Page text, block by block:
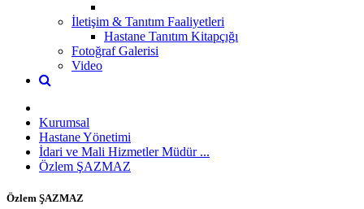
İletişim & Tanıtım Faaliyetleri
Hastane Tanıtım Kitapçığı
Fotoğraf Galerisi
Video
Kurumsal
Hastane Yönetimi
İdari ve Mali Hizmetler Müdür ...
Özlem ŞAZMAZ
Özlem ŞAZMAZ